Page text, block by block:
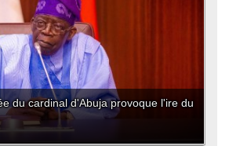
du cardinal d'Abuja provoque l'ire du